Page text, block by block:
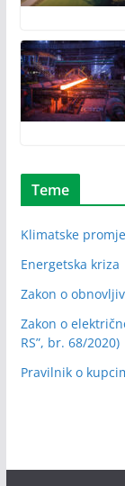
Teme
Klimatske
Energetska kriza
Zakon o
Zakon o
RS”, br. 68/2020)
Pravilnik o